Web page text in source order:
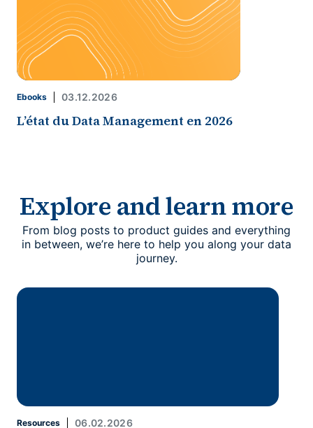
Ebooks 03.12.2026
L’état du Data Management en 2026
Explore and learn more
From blog posts to product guides and everything
in between, we’re here to help you along your data
journey.
Resources 06.02.2026